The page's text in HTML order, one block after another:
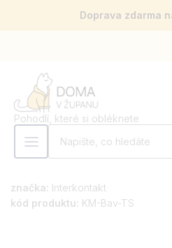
Doprava zdarma
Pohodlí, které si obléknete
značka: Interkontakt
kód produktu: KM-Bav-TS